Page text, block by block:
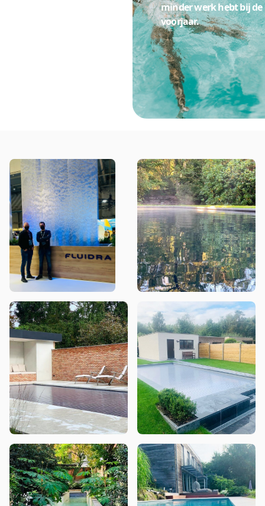
minder werk hebt bij
voorjaar.